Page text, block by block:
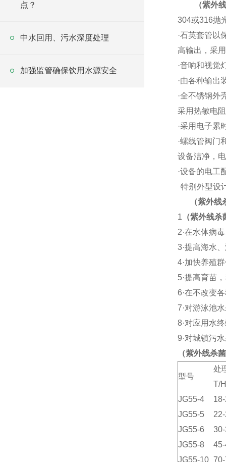
点？
中水回用、污水深度处理
加强监管确保饮用水源安全
（紫外
304或316抛
·石英套管以
高输出，采
·音响和视觉
·由各种输出
·全不锈钢外
采用热敏电
·采用电子累
·螺线管阀门
设备洁净，
·设备的电工
特别外型设
（紫外线
1 （紫外线杀
2·在水体病
3·提高海水
4·加快养殖
5·提高育苗
6·在不改变
7·对游泳池
8·对应用水
9·对城镇污
（紫外线杀
型号
处
T/H
JG55-4
JG55-5
JG55-6
JG55-8
JG55-10